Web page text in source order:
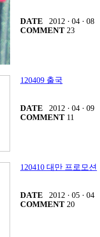
DATE 2012 · 04 · 08
COMMENT 23
120409 출국
DATE 2012 · 04 · 09
COMMENT 11
120410 대만 프로모션
DATE 2012 · 05 · 04
COMMENT 20